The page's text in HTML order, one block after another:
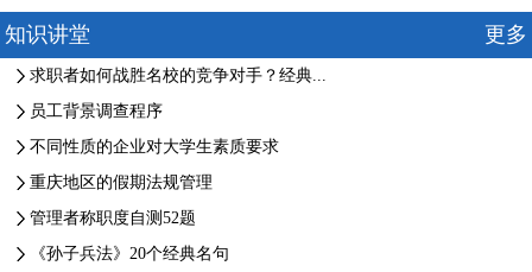
知识讲堂 更多
求职者如何战胜名校的竞争对手？经典...
员工背景调查程序
不同性质的企业对大学生素质要求
重庆地区的假期法规管理
管理者称职度自测52题
《孙子兵法》20个经典名句